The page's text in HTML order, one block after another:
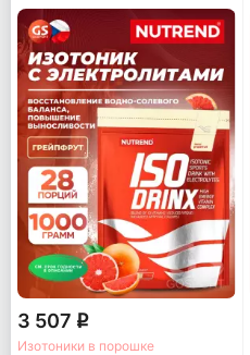
3 507 q
Изотоники в порошке